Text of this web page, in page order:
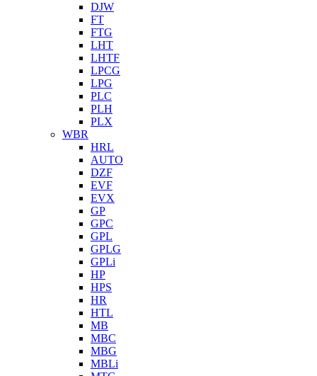
DJW
FT
FTG
LHT
LHTF
LPCG
LPG
PLC
PLH
PLX
WBR
HRL
AUTO
DZF
EVF
EVX
GP
GPC
GPL
GPLG
GPLi
HP
HPS
HR
HTL
MB
MBC
MBG
MBLi